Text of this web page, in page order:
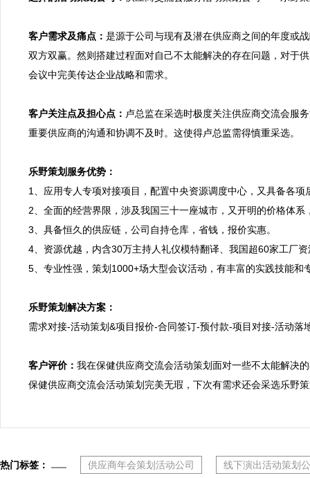
客户需求及痛点： 是源于公司与现有及潜在供应商之间的年度或
双方双赢。然则搭建过程面对自己不太能解决的存在问题，对于
会议中完美传达企业战略和需求。
客户关注点及担心点： 卢总监在采选时极度关注供应商交流会服
重要供应商的沟通和协调不及时。这使得卢总监需得慎重采选。
乐野策划服务优势：
1、应用专人专项对接项目，配置中央资源调度中心，又具备各
2、全面的经营界限，涉及我国三十一座城市，又开明的价格体系
3、具备恒久的供应链，公司自持仓库，省钱，报价实惠。
4、资源优越，内含30万主持人礼仪模特翻译、我国超60家工厂
5、专业性强，策划1000+场大型会议活动，有丰富的实践技能和
乐野策划解决方案：
需求对接-活动策划&项目报价-合同签订-预付款-项目对接-活动落
客户评价： 我在保健供应商交流会活动策划面对一些不太能解决
保健供应商交流会活动策划完美无瑕，下次有需求还会采选乐野
热门标签： 供应商年会策划活动公司 线下演出活动策划